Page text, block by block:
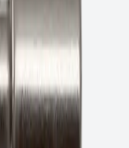
Размер: 5,0×18.